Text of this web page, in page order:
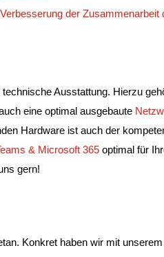
Verbesserung der Zusammenarbeit
Ausstattung. Hierzu
eine optimal ausgebaute
Hardware ist auch der
& Microsoft 365 optimal für
gern!
Konkret haben wir mit